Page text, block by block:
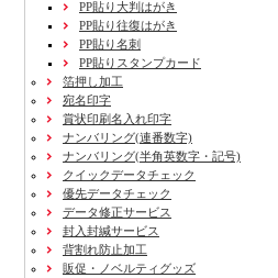
PP貼り大判はがき
PP貼り往復はがき
PP貼り名刺
PP貼りスタンプカード
箔押し加工
宛名印字
賞状印刷名入れ印字
ナンバリング(連番数字)
ナンバリング(半角英数字・記号)
クイックデータチェック
優先データチェック
データ修正サービス
封入封緘サービス
背割れ防止加工
販促・ノベルティグッズ